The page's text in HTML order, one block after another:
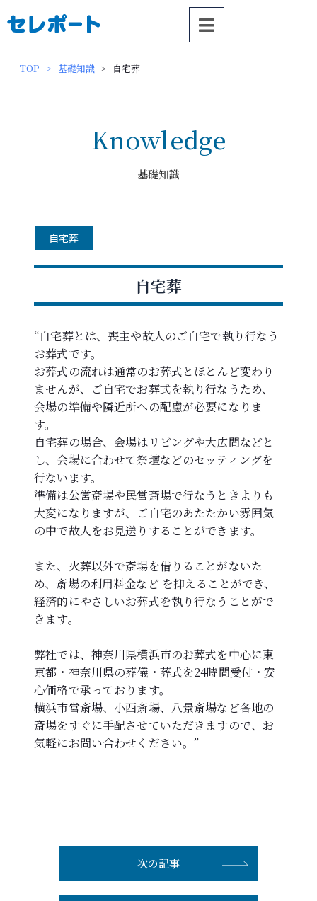
容
TOP 基礎知識 自宅葬
Knowledge
基礎知識
自宅葬
自宅葬
“自宅葬とは、喪主や故人のご自宅で執り行なう
お葬式です。
お葬式の流れは通常のお葬式とほとんど変わり
ませんが、ご自宅でお葬式を執り行なうため、
会場の準備や隣近所への配慮が必要になりま
す。
自宅葬の場合、会場はリビングや大広間などと
し、会場に合わせて祭壇などのセッティングを
行ないます。
準備は公営斎場や民営斎場で行なうときよりも
大変になりますが、ご自宅のあたたかい雰囲気
の中で故人をお見送りすることができます。
また、火葬以外で斎場を借りることがないた
め、斎場の利用料金など を抑えることができ、
経済的にやさしいお葬式を執り行なうことがで
きます。
弊社では、神奈川県横浜市のお葬式を中心に東
京都・神奈川県の葬儀・葬式を24時間受付・安
心価格で承っております。
横浜市営斎場、小西斎場、八景斎場など各地の
斎場をすぐに手配させていただきますので、お
気軽にお問い合わせください。”
次の記事